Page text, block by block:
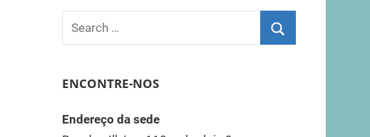
Search
for:
ENCONTRE-NOS
Endereço da sede